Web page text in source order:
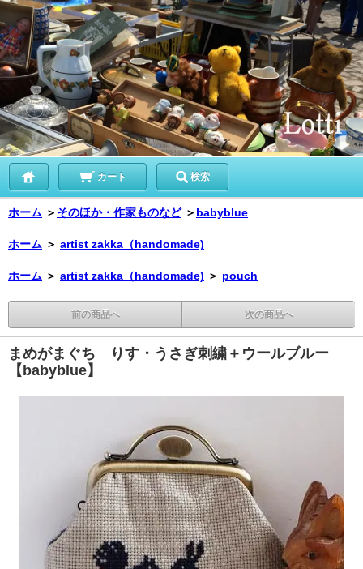
カート 検索
ホーム ＞ そのほか・作家ものなど ＞ babyblue
ホーム ＞ artist zakka（handomade)
ホーム ＞ artist zakka（handomade) ＞ pouch
前の商品へ 次の商品へ
まめがまぐち りす・うさぎ刺繍＋ウールブルー
【babyblue】